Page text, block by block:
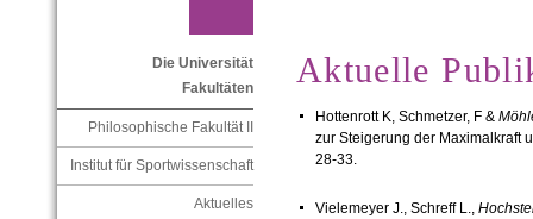
Die Universität
Fakultäten
Philosophische Fakultät II
Institut für Sportwissenschaft
Aktuelles
Aktuelle
Hottenrott K, Schmetzer, F &
zur Steigerung der Maximalkraft
28-33.
Vielemeyer J., Schreff L.,